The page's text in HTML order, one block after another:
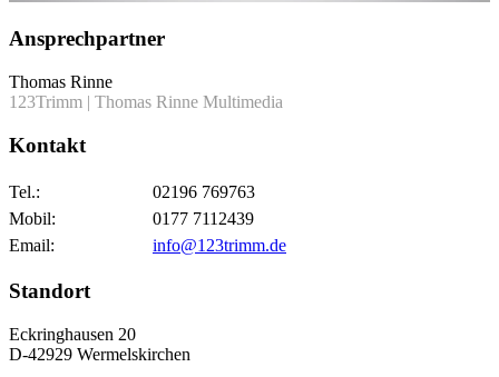
Ansprechpartner
Thomas Rinne
123Trimm | Thomas Rinne Multimedia
Kontakt
Tel.:
02196 769763
Mobil:
0177 7112439
Email:
info@123trimm.de
Standort
Eckringhausen 20
D-42929 Wermelskirchen